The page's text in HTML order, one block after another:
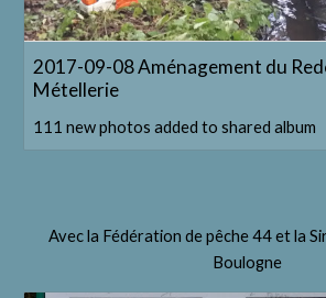
2017-09-08 Aménagement du
Métellerie
111 new photos added to shared album
Avec la Fédération de pêche 44 et la
Boulogne